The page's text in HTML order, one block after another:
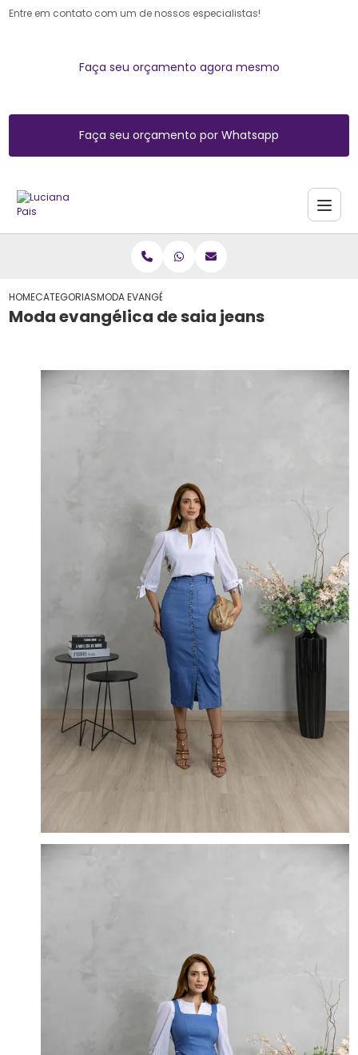
Entre em contato com um de nossos especialistas!
Faça seu orçamento agora mesmo
Faça seu orçamento por Whatsapp
HOMECATEGORIASMODA EVANGÉLICA DE SAIA JEANS
Moda evangélica de saia jeans